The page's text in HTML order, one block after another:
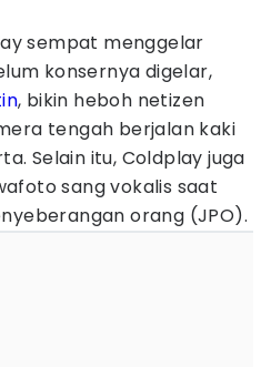
sempat menggelar
konsernya digelar,
, bikin heboh netizen
tengah berjalan kaki
Selain itu, Coldplay juga
sang vokalis saat
orang (JPO).